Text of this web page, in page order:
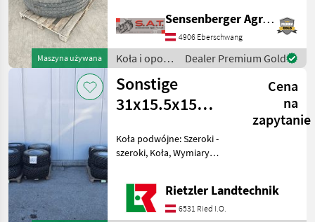
Maszyna używana
385/65R22.5 8 Lochfelge
ET0 -Komplettrad
Goodyear Gebraucht 2 Stk.
385/65R22.5 8 Loch
Sensenberger Agrar-Technik
4906 Eberschwang
Koła i opony
/ Sonstige
Dealer Premium Gold
Sonstige
31x15.5x15
425x55r17
Cena
na
zapytanie
Koła podwójne: Szeroki -
szeroki, Koła, Wymiary
Rietzler Landtechnik
6531 Ried I.O.